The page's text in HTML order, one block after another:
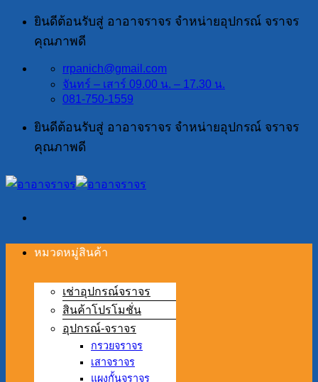
ข้าม
เนื้อหา
ยินดีต้อนรับสู่ อาอาจราจร จำหน่ายอุปกรณ์ จราจร
คุณภาพดี
rrpanich@gmail.com
จันทร์ – เสาร์ 09.00 น. – 17.30 น.
081-750-1559
ยินดีต้อนรับสู่ อาอาจราจร จำหน่ายอุปกรณ์ จราจร
คุณภาพดี
หมวดหมู่สินค้า
เช่าอุปกรณ์จราจร
สินค้าโปรโมชั่น
อุปกรณ์-จราจร
กรวยจราจร
เสาจราจร
แผงกั้นจราจร